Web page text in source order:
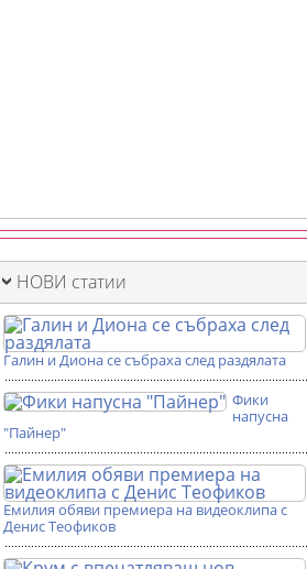
НОВИ статии
Галин и Диона се събраха след раздялата
Фики
напусна
"Пайнер"
Емилия обяви премиера на видеоклипа с
Денис Теофиков